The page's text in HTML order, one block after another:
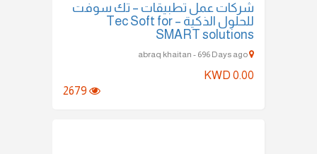
شركات عمل تطبيقات – تك سوفت
للحلول الذكية – Tec Soft for
SMART solutions
KWD 0.00